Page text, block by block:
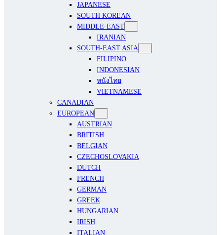
JAPANESE
SOUTH KOREAN
MIDDLE-EAST
IRANIAN
SOUTH-EAST ASIA
FILIPINO
INDONESIAN
หนังไทย
VIETNAMESE
CANADIAN
EUROPEAN
AUSTRIAN
BRITISH
BELGIAN
CZECHOSLOVAKIA
DUTCH
FRENCH
GERMAN
GREEK
HUNGARIAN
IRISH
ITALIAN